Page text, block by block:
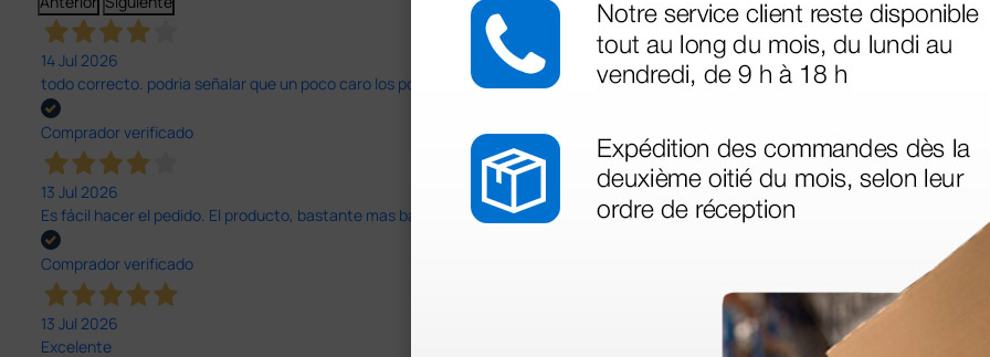
14 Jul 2026
todo correcto. podria señalar que un poco caro los portes y el plazo de entrega se alarga.
Comprador verificado
13 Jul 2026
Es fácil hacer el pedido. El producto, bastante mas barato que en otras plataformas de material médico. Pero el envío cuesta más del
Comprador verificado
13 Jul 2026
Excelente